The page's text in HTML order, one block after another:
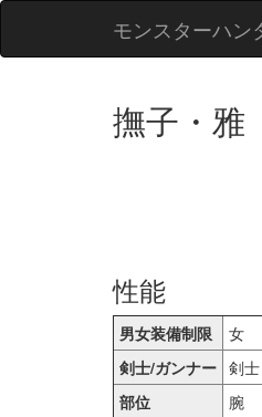
モンスターハン
撫子・雅
性能
男女装備制限
女
剣士/ガンナー 剣士
部位
腕